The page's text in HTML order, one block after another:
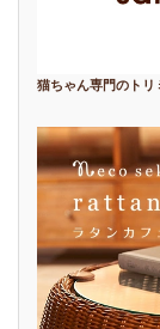
猫ちゃん専門のト